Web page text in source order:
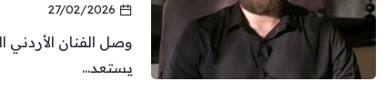
27/02/2026
وصل الفنان
يستعد...